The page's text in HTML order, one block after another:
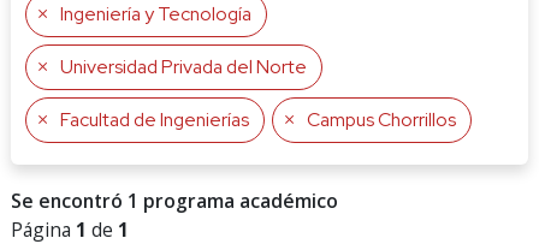
Ingeniería y Tecnología
Universidad Privada del Norte
Facultad de Ingenierías Campus Chorrillos
Se encontró 1 programa académico
Página 1 de 1